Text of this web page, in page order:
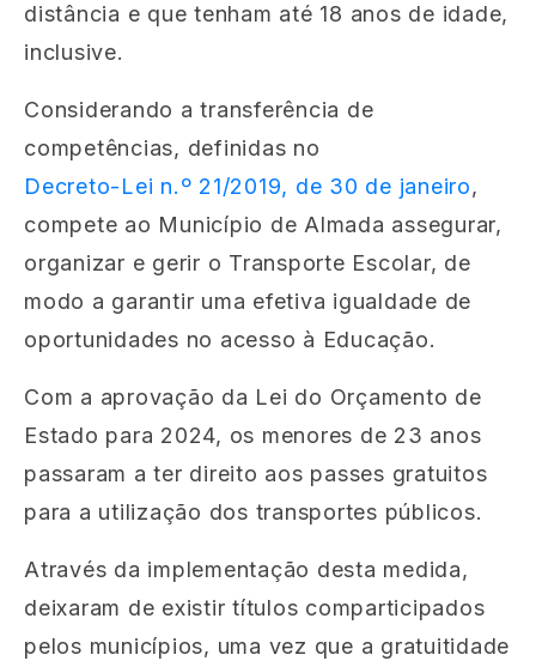
distância e que tenham até 18 anos de idade,
inclusive.
Considerando a transferência de
competências, definidas no
Decreto-Lei n.º 21/2019, de 30 de janeiro,
compete ao Município de Almada assegurar,
organizar e gerir o Transporte Escolar, de
modo a garantir uma efetiva igualdade de
oportunidades no acesso à Educação.
Com a aprovação da Lei do Orçamento de
Estado para 2024, os menores de 23 anos
passaram a ter direito aos passes gratuitos
para a utilização dos transportes públicos.
Através da implementação desta medida,
deixaram de existir títulos comparticipados
pelos municípios, uma vez que a gratuitidade